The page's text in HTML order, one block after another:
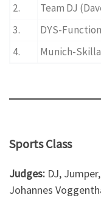
2. Team DJ
3.
DYS-Function
4.
Munich-
Sports Class
Judges: DJ,
Johannes